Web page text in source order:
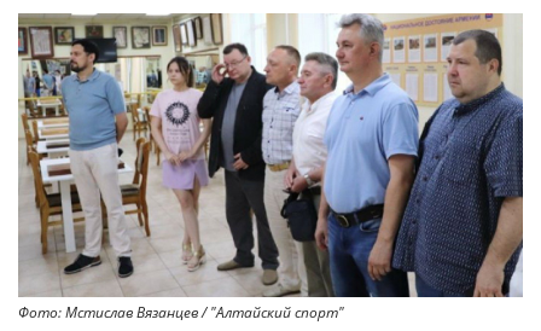
Фото: Мстислав Вязанцев / "Алтайский спорт"